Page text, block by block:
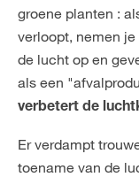
groene planten :
verloopt, nemen
de lucht op en
als een
verbetert de
Er verdampt
toename van de